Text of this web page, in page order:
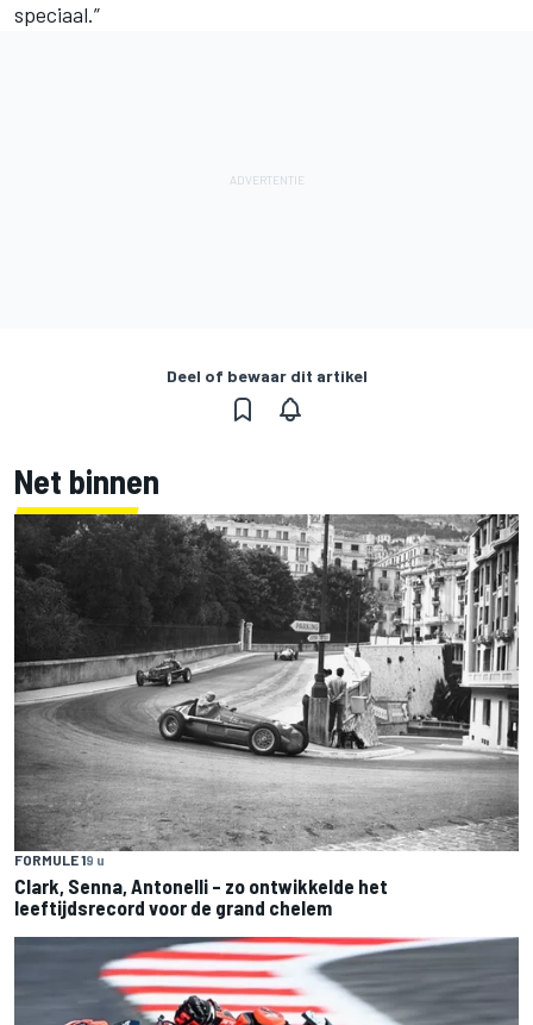
speciaal.”
Deel of bewaar dit artikel
Net binnen
FORMULE 19 u
Clark, Senna, Antonelli – zo ontwikkelde het
leeftijdsrecord voor de grand chelem